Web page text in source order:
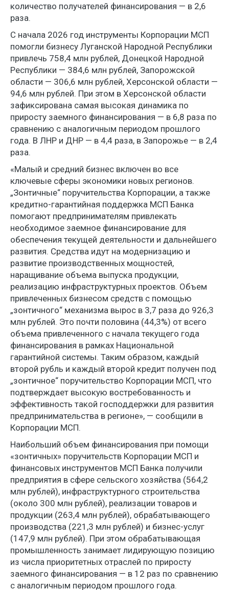
количество получателей финансирования — в 2,6
раза.
С начала 2026 год инструменты Корпорации МСП
помогли бизнесу Луганской Народной Республики
привлечь 758,4 млн рублей, Донецкой Народной
Республики — 384,6 млн рублей, Запорожской
области — 306,6 млн рублей, Херсонской области —
94,6 млн рублей. При этом в Херсонской области
зафиксирована самая высокая динамика по
приросту заемного финансирования — в 6,8 раза по
сравнению с аналогичным периодом прошлого
года. В ЛНР и ДНР — в 4,4 раза, в Запорожье — в 2,4
раза.
«Малый и средний бизнес включен во все
ключевые сферы экономики новых регионов.
„Зонтичные“ поручительства Корпорации, а также
кредитно-гарантийная поддержка МСП Банка
помогают предпринимателям привлекать
необходимое заемное финансирование для
обеспечения текущей деятельности и дальнейшего
развития. Средства идут на модернизацию и
развитие производственных мощностей,
наращивание объема выпуска продукции,
реализацию инфраструктурных проектов. Объем
привлеченных бизнесом средств с помощью
„зонтичного“ механизма вырос в 3,7 раза до 926,3
млн рублей. Это почти половина (44,3%) от всего
объема привлеченного с начала текущего года
финансирования в рамках Национальной
гарантийной системы. Таким образом, каждый
второй рубль и каждый второй кредит получен под
„зонтичное“ поручительство Корпорации МСП, что
подтверждает высокую востребованность и
эффективность такой господдержки для развития
предпринимательства в регионе», — сообщили в
Корпорации МСП.
Наибольший объем финансирования при помощи
«зонтичных» поручительств Корпорации МСП и
финансовых инструментов МСП Банка получили
предприятия в сфере сельского хозяйства (564,2
млн рублей), инфраструктурного строительства
(около 300 млн рублей), реализации товаров и
продукции (263,4 млн рублей), обрабатывающего
производства (221,3 млн рублей) и бизнес-услуг
(147,9 млн рублей). При этом обрабатывающая
промышленность занимает лидирующую позицию
из числа приоритетных отраслей по приросту
заемного финансирования — в 12 раз по сравнению
с аналогичным периодом прошлого года.